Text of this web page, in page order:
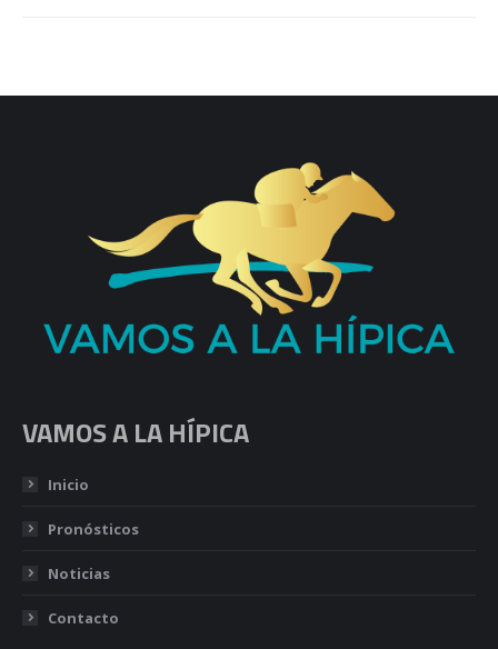
VAMOS A LA HÍPICA
Inicio
Pronósticos
Noticias
Contacto